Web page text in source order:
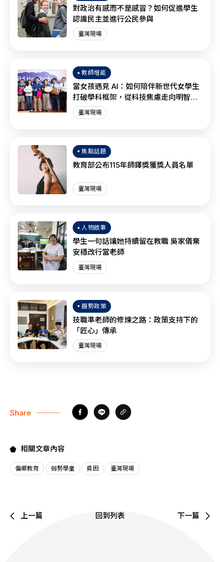
對政治有感而不是感冒？如何促進學生
認識民主並進行公民參與
臺灣現場
教師增能
當女孩遇見 AI：如何陪伴新世代女學生
打破學科框架，從科技焦慮走向明智協
作？
臺灣現場
焦點話題
教育部公布115年師鐸獎獲獎人員名單
臺灣現場
人物故事
學生一句話讓她持續留在教職 吳家儀棄
安穩改行當老師
臺灣現場
趨勢政策
技職準老師的修煉之路：政策支持下的
「匠心」傳承
臺灣現場
Share
相關文章內容
偏鄉教育 弱勢學童 貧困 臺灣現場
上一篇 回到列表 下一篇